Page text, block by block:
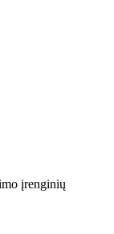
įrenginių